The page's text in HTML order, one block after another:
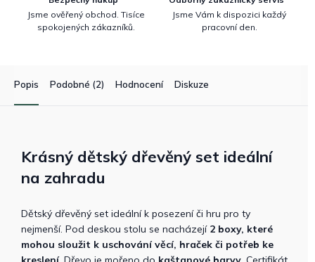
Jsme ověřený obchod. Tisíce
spokojených zákazníků.
Jsme Vám k dispozici každý
pracovní den.
Popis Podobné (2) Hodnocení Diskuze
Krásný dětský dřevěný set ideální
na zahradu
Dětský dřevěný set ideální k posezení či hru pro ty
nejmenší. Pod deskou stolu se nacházejí 2 boxy, které
mohou sloužit k uschování věcí, hraček či potřeb ke